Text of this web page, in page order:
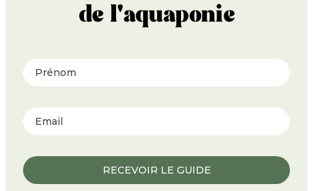
de l'aquaponie
Prénom
RECEVOIR LE GUIDE